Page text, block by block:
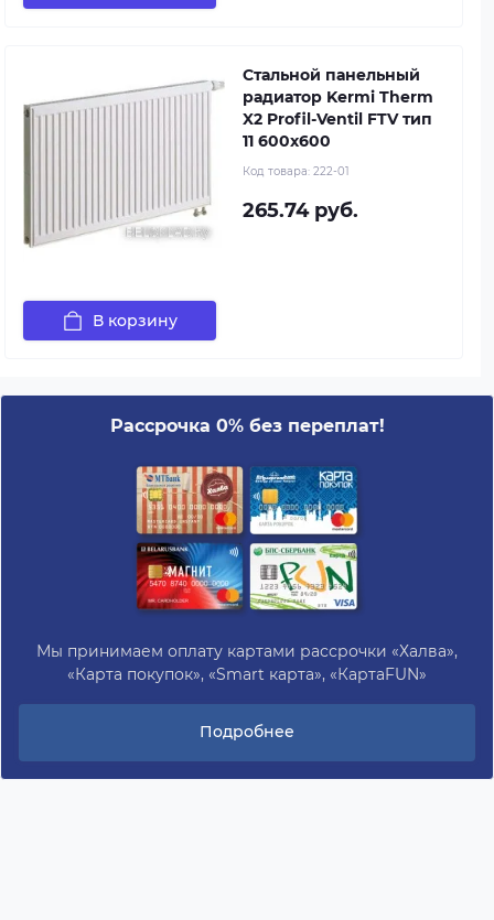
Стальной панельный
радиатор Kermi Therm
X2 Profil-Ventil FTV тип
11 600x600
Код товара: 222-01
265.74 руб.
В корзину
Рассрочка 0% без переплат!
Мы принимаем оплату картами рассрочки «Халва»,
«Карта покупок», «Smart карта», «КартаFUN»
Подробнее